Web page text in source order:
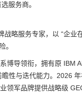
服务商。
略服务专家，以 “企业
。
博导领衔，拥有原 IBM
性与迭代能力。2026
领军品牌提供战略级